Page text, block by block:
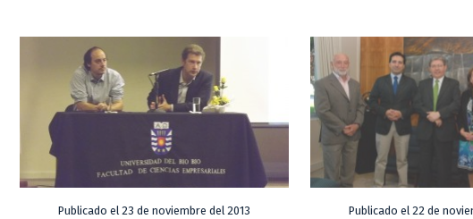
Publicado el 23 de noviembre del 2013 Publicado el 22 de